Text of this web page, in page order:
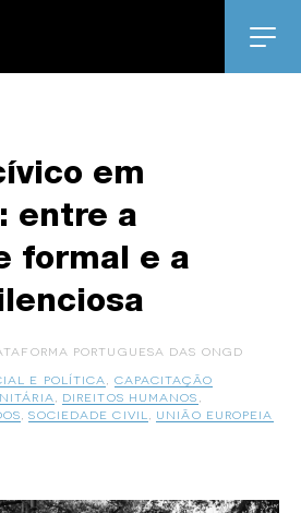
em
entre a
formal e a
PORTUGUESA DAS ONGD
E POLÍTICA
CAPACITAÇÃO
DIREITOS HUMANOS
,SOCIEDADE CIVIL UNIÃO EUROPEIA